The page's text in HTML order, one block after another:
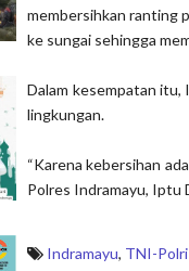
membersihkan ranting
ke sungai sehingga
Dalam kesempatan itu,
lingkungan.
“Karena kebersihan
Polres Indramayu, Iptu
Indramayu, TNI-Polri